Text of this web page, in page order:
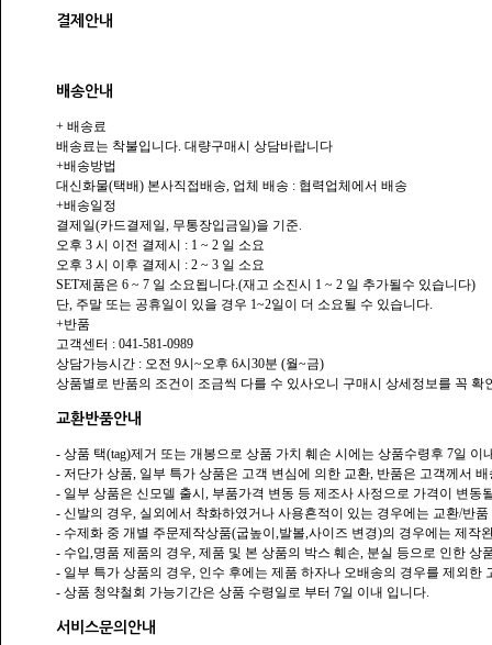
결제안내
배송안내
+ 배송료
배송료는 착불입니다. 대량구매시 상담바랍니다
+배송방법
대신화물(택배) 본사직접배송, 업체 배송 : 협력업체에서 배송
+배송일정
결제일(카드결제일, 무통장입금일)을 기준.
오후 3 시 이전 결제시 : 1 ~ 2 일 소요
오후 3 시 이후 결제시 : 2 ~ 3 일 소요
SET제품은 6 ~ 7 일 소요됩니다.(재고 소진시 1 ~ 2 일 추가될수 있습니다)
단, 주말 또는 공휴일이 있을 경우 1~2일이 더 소요될 수 있습니다.
+반품
고객센터 : 041-581-0989
상담가능시간 : 오전 9시~오후 6시30분 (월~금)
상품별로 반품의 조건이 조금씩 다를 수 있사오니 구매시 상세정보를 꼭 확
교환반품안내
- 상품 택(tag)제거 또는 개봉으로 상품 가치 훼손 시에는 상품수령후 7일 이
- 저단가 상품, 일부 특가 상품은 고객 변심에 의한 교환, 반품은 고객께서
- 일부 상품은 신모델 출시, 부품가격 변동 등 제조사 사정으로 가격이 변동
- 신발의 경우, 실외에서 착화하였거나 사용흔적이 있는 경우에는 교환/반
- 수제화 중 개별 주문제작상품(굽높이,발볼,사이즈 변경)의 경우에는 제
- 수입,명품 제품의 경우, 제품 및 본 상품의 박스 훼손, 분실 등으로 인한
- 일부 특가 상품의 경우, 인수 후에는 제품 하자나 오배송의 경우를 제외
- 상품 청약철회 가능기간은 상품 수령일로 부터 7일 이내 입니다.
서비스문의안내